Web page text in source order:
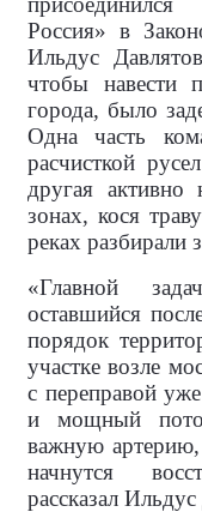
Россия» в
Ильдус
чтобы навести
города, было
Одна часть
расчисткой
другая активно
зонах, кося
реках разбирали
«Главной
оставшийся
порядок
участке возле
с переправой
и мощный
важную артерию,
начнутся
рассказал